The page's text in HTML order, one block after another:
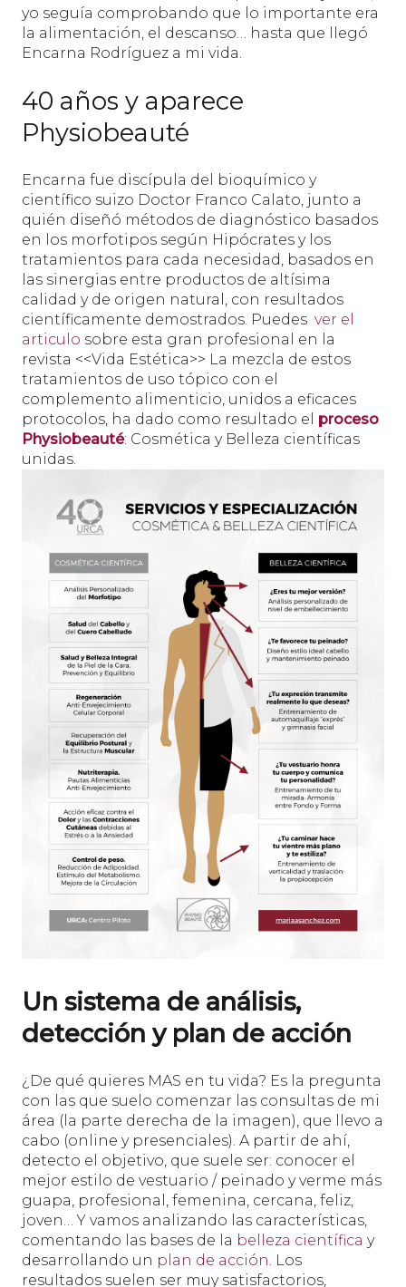
yo seguía comprobando que lo importante era
la alimentación, el descanso… hasta que llegó
Encarna Rodríguez a mi vida.
40 años y aparece
Physiobeauté
Encarna fue discípula del bioquímico y
científico suizo Doctor Franco Calato, junto a
quién diseñó métodos de diagnóstico basados
en los morfotipos según Hipócrates y los
tratamientos para cada necesidad, basados en
las sinergias entre productos de altísima
calidad y de origen natural, con resultados
científicamente demostrados. Puedes ver el
articulo sobre esta gran profesional en la
revista <<Vida Estética>> La mezcla de estos
tratamientos de uso tópico con el
complemento alimenticio, unidos a eficaces
protocolos, ha dado como resultado el proceso
Physiobeauté: Cosmética y Belleza científicas
unidas.
Un sistema de análisis,
detección y plan de acción
¿De qué quieres MAS en tu vida? Es la pregunta
con las que suelo comenzar las consultas de mi
área (la parte derecha de la imagen), que llevo a
cabo (online y presenciales). A partir de ahí,
detecto el objetivo, que suele ser: conocer el
mejor estilo de vestuario / peinado y verme más
guapa, profesional, femenina, cercana, feliz,
joven… Y vamos analizando las características,
comentando las bases de la belleza científica y
desarrollando un plan de acción . Los
resultados suelen ser muy satisfactorios,